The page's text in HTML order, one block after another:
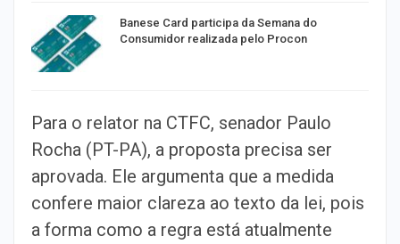
Banese Card participa da Semana do
Consumidor realizada pelo Procon
Para o relator na CTFC, senador Paulo
Rocha (PT-PA), a proposta precisa ser
aprovada. Ele argumenta que a medida
confere maior clareza ao texto da lei, pois
a forma como a regra está atualmente